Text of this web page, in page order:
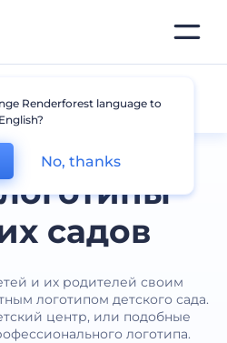
садов
и их родителей своим
логотипом детского сада.
центр, или подобные
логотипа.
Renderforest language to
English?
No, thanks